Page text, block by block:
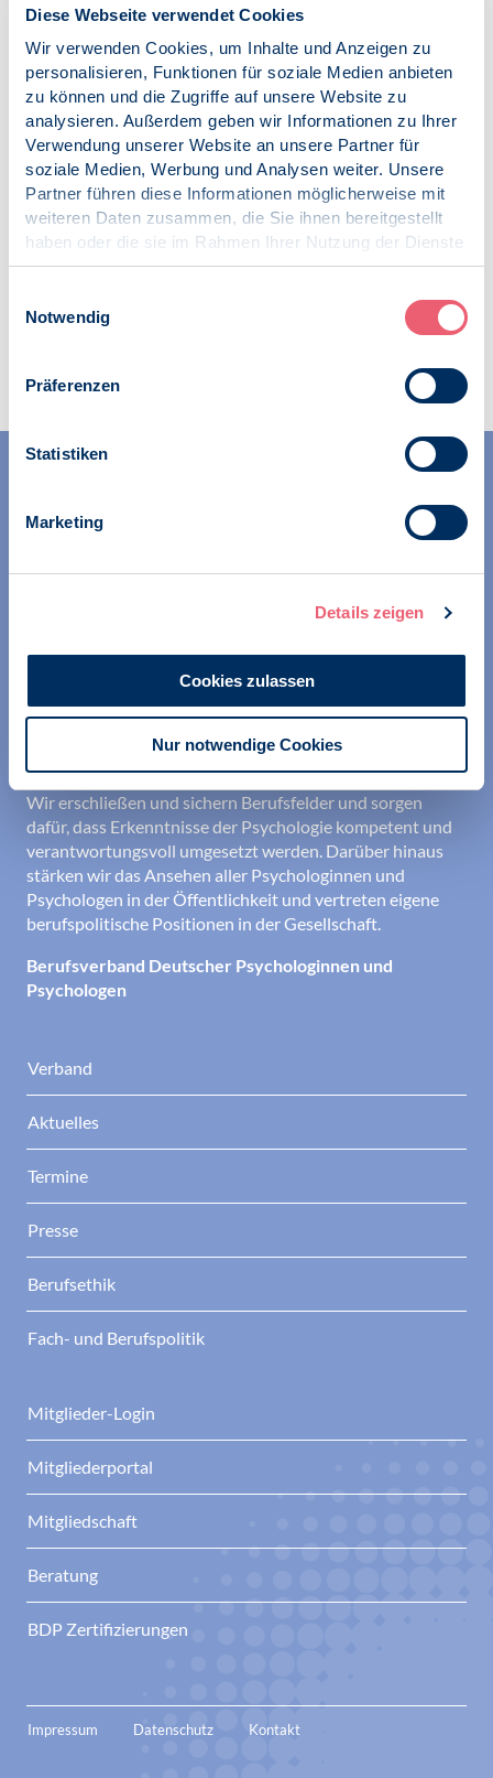
Diese Webseite verwendet Cookies
Wir verwenden Cookies, um Inhalte und Anzeigen zu
personalisieren, Funktionen für soziale Medien anbieten
zu können und die Zugriffe auf unsere Website zu
analysieren. Außerdem geben wir Informationen zu Ihrer
Verwendung unserer Website an unsere Partner für
soziale Medien, Werbung und Analysen weiter. Unsere
Partner führen diese Informationen möglicherweise mit
weiteren Daten zusammen, die Sie ihnen bereitgestellt
haben oder die sie im Rahmen Ihrer Nutzung der Dienste
gesammelt haben.
Notwendig
Präferenzen
Statistiken
Marketing
Details zeigen
Cookies zulassen
Nur notwendige Cookies
Adresse
Am Köllnischen Park 2
10179 Berlin
Routenplaner
Google Maps
Anmeldung
via eveeno
iCalendar
Termin exportieren
Wir unterstützen alle Psychologinnen und Psychologen in
professionellen Identität. Dies erreichen wir unter
anderem durch Orientierung beim Aufbau der beruflichen
Existenz sowie durch die kontinuierliche Bereitstellung
Wir erschließen und sichern Berufsfelder und sorgen
dafür, dass Erkenntnisse der Psychologie kompetent und
verantwortungsvoll umgesetzt werden. Darüber hinaus
stärken wir das Ansehen aller Psychologinnen und
Psychologen in der Öffentlichkeit und vertreten eigene
berufspolitische Positionen in der Gesellschaft.
Berufsverband Deutscher Psychologinnen und
Psychologen
Verband
Aktuelles
Termine
Presse
Berufsethik
Fach- und Berufspolitik
Mitglieder-Login
Mitgliederportal
Mitgliedschaft
Beratung
BDP Zertifizierungen
Impressum Datenschutz Kontakt